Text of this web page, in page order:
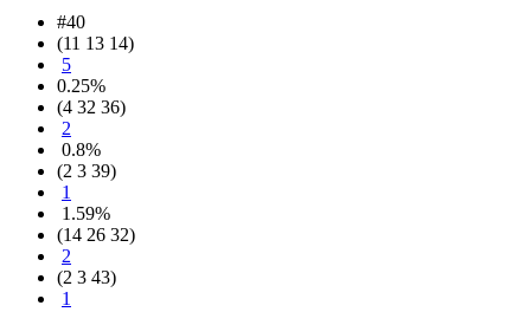
#40
(11 13 14)
5
0.25%
(4 32 36)
2
0.8%
(2 3 39)
1
1.59%
(14 26 32)
2
(2 3 43)
1